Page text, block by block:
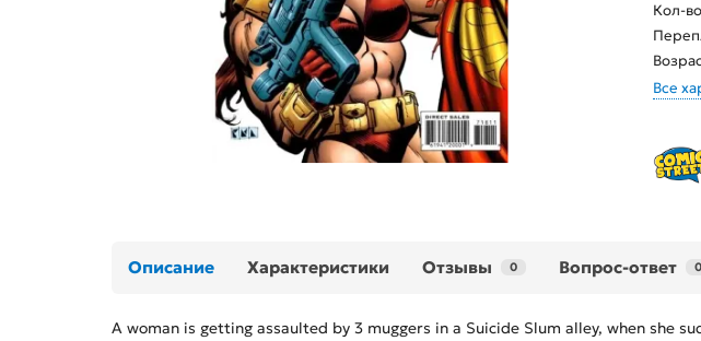
Кол-
Все
Описание Характеристики Отзывы 0 Вопрос-ответ 0
A woman is getting assaulted by 3 muggers in a Suicide Slum alley, when she